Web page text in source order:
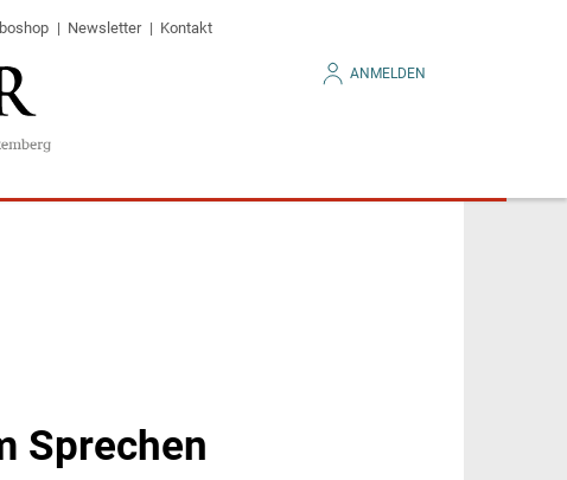
Newsletter Kontakt
ANMELDEN
Sprechen